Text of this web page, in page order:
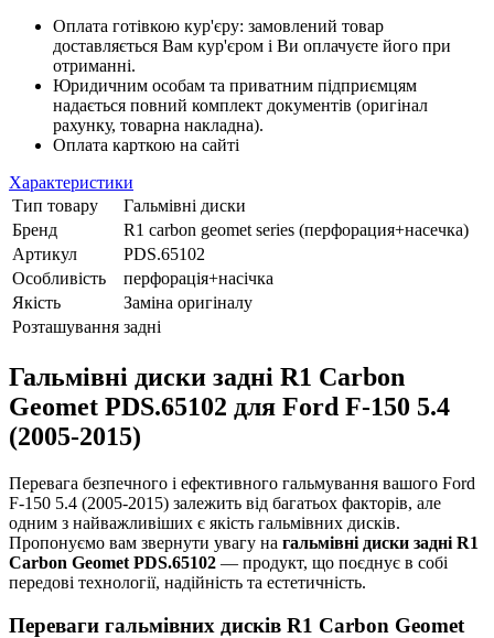
Оплата готівкою кур'єру: замовлений товар
доставляється Вам кур'єром і Ви оплачуєте його при
отриманні.
Юридичним особам та приватним підприємцям
надається повний комплект документів (оригінал
рахунку, товарна накладна).
Оплата карткою на сайті
Характеристики
Тип товару
Гальмівні диски
Бренд
R1 carbon geomet series (перфорация+насечка)
Артикул
PDS.65102
Особливість
перфорація+насічка
Якість
Заміна оригіналу
Розташування задні
Гальмівні диски задні R1 Carbon
Geomet PDS.65102 для Ford F-150 5.4
(2005-2015)
Перевага безпечного і ефективного гальмування вашого Ford
F-150 5.4 (2005-2015) залежить від багатьох факторів, але
одним з найважливіших є якість гальмівних дисків.
Пропонуємо вам звернути увагу на гальмівні диски задні R1
Carbon Geomet PDS.65102 — продукт, що поєднує в собі
передові технології, надійність та естетичність.
Переваги гальмівних дисків R1 Carbon Geomet